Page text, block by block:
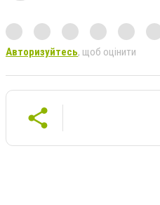
Авторизуйтесь, щоб оцінити